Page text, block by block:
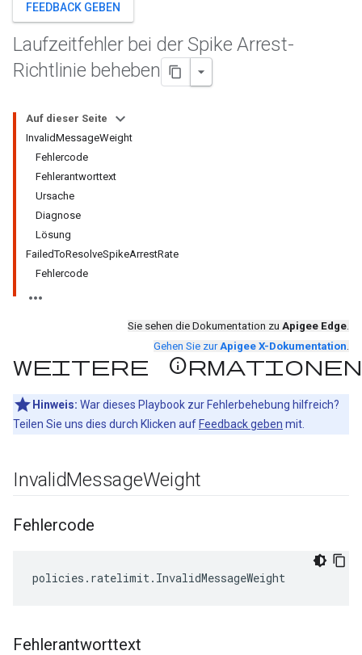
FEEDBACK GEBEN
Laufzeitfehler bei der Spike Arrest-
Richtlinie beheben
Auf dieser Seite
InvalidMessageWeight
Fehlercode
Fehlerantworttext
Ursache
Diagnose
Lösung
FailedToResolveSpikeArrestRate
Fehlercode
Sie sehen die Dokumentation zu Apigee Edge.
Gehen Sie zurApigee X-Dokumentation.
Weitere Informationen
Hinweis: War dieses Playbook zur Fehlerbehebung hilfreich?
Teilen Sie uns dies durch Klicken auf Feedback geben mit.
InvalidMessageWeight
Fehlercode
Fehlerantworttext